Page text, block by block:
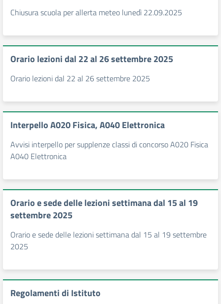
Chiusura scuola per allerta meteo lunedì 22.09.2025
Orario lezioni dal 22 al 26 settembre 2025
Orario lezioni dal 22 al 26 settembre 2025
Interpello A020 Fisica, A040 Elettronica
Avvisi interpello per supplenze classi di concorso A020 Fisica
A040 Elettronica
Orario e sede delle lezioni settimana dal 15 al 19
settembre 2025
Orario e sede delle lezioni settimana dal 15 al 19 settembre
2025
Regolamenti di Istituto